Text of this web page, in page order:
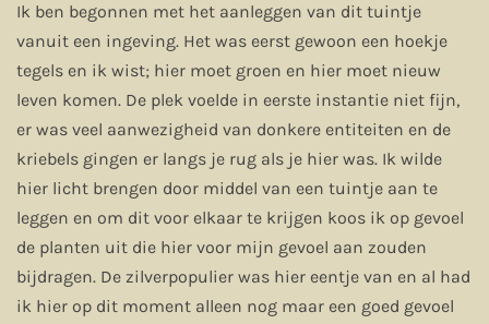
Ik ben begonnen met het aanleggen van dit tuintje
vanuit een ingeving. Het was eerst gewoon een hoekje
tegels en ik wist; hier moet groen en hier moet nieuw
leven komen. De plek voelde in eerste instantie niet fijn,
er was veel aanwezigheid van donkere entiteiten en de
kriebels gingen er langs je rug als je hier was. Ik wilde
hier licht brengen door middel van een tuintje aan te
leggen en om dit voor elkaar te krijgen koos ik op gevoel
de planten uit die hier voor mijn gevoel aan zouden
bijdragen. De zilverpopulier was hier eentje van en al had
ik hier op dit moment alleen nog maar een goed gevoel